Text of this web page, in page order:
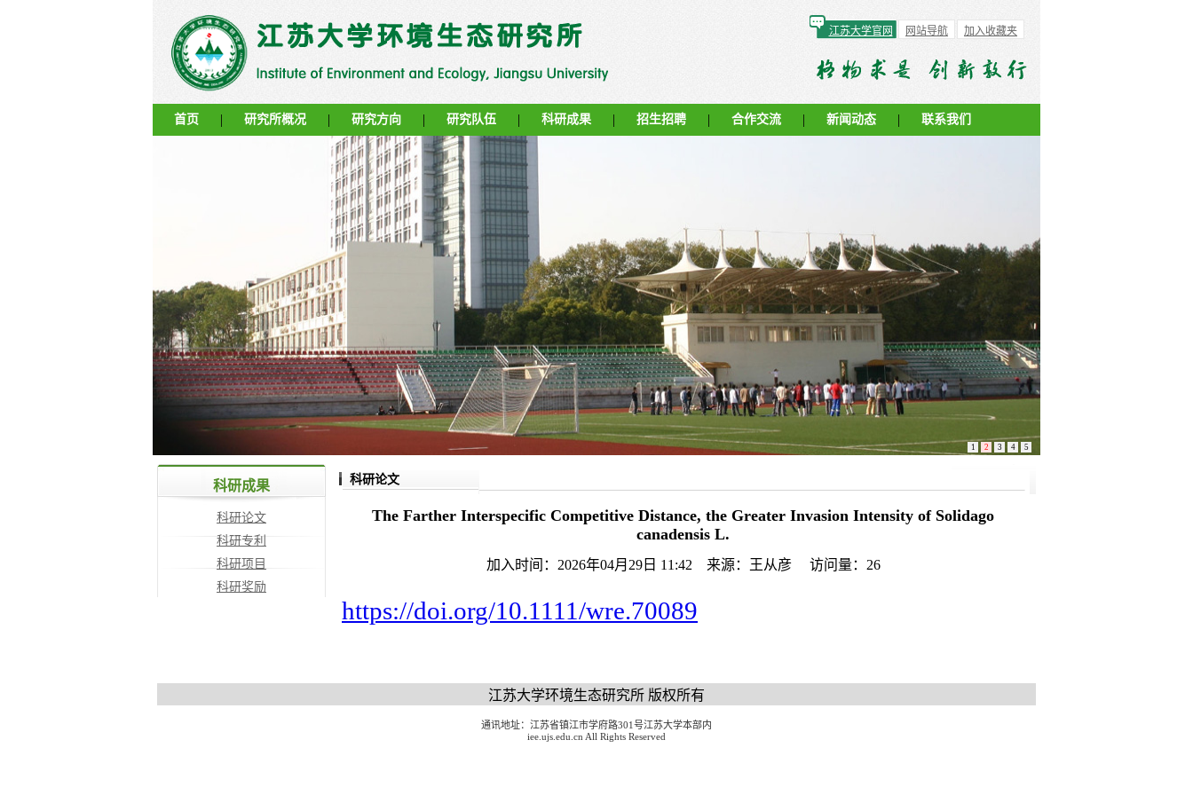
江苏大学官网 网站导航 加入收藏夹
首页 | 研究所概况 | 研究方向 | 研究队伍 | 科研成果 | 招生招聘 | 合作交流 | 新闻动态 | 联系我们
1 2 3 4 5
科研成果
科研论文
科研专利
科研项目
科研奖励
科研论文
The Farther Interspecific Competitive Distance, the Greater Invasion Intensity of Solidago
canadensis L.
加入时间：2026年04月29日 11:42 来源：王从彦 访问量： 26
https://doi.org/10.1111/wre.70089
江苏大学环境生态研究所 版权所有
通讯地址：江苏省镇江市学府路301号江苏大学本部内
iee.ujs.edu.cn All Rights Reserved